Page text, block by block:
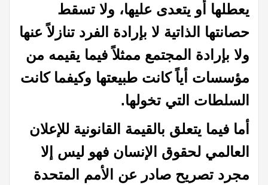
يعطلها أو يتعدى عليها، ولا تسقط
حصانتها الذاتية لا بإرادة الفرد تنازلاً عنها
ولا بإرادة المجتمع ممثلاً فيما يقيمه من
مؤسسات أياً كانت طبيعتها وكيفما كانت
السلطات التي تخولها.
أما فيما يتعلق بالقيمة القانونية للإعلان
العالمي لحقوق الإنسان فهو ليس إلا
مجرد تصريح صادر عن الأمم المتحدة